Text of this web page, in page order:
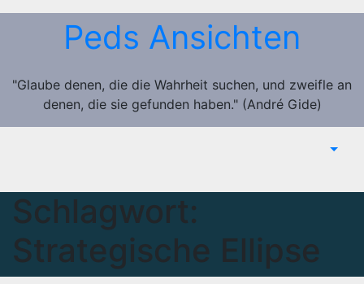
Zum
Peds Ansichten
"Glaube denen, die die Wahrheit suchen, und zweifle an
denen, die sie gefunden haben." (André Gide)
Schlagwort:
Strategische Ellipse